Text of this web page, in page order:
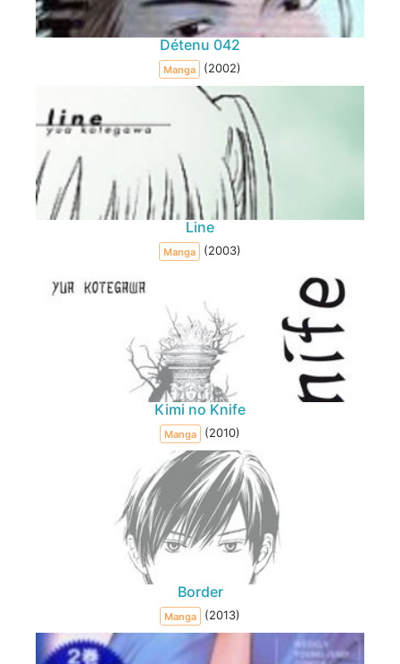
Détenu 042
Manga (2002)
Line
Manga (2003)
Kimi no Knife
Manga (2010)
Border
Manga (2013)